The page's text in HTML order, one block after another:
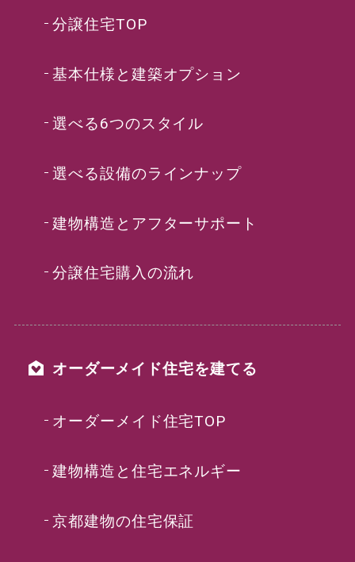
分譲住宅TOP
基本仕様と建築オプション
選べる6つのスタイル
選べる設備のラインナップ
建物構造とアフターサポート
分譲住宅購入の流れ
オーダーメイド住宅を建てる
オーダーメイド住宅TOP
建物構造と住宅エネルギー
京都建物の住宅保証